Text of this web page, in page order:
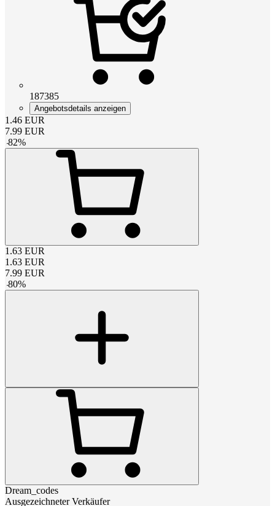
187385
Angebotsdetails anzeigen
1.46 EUR
7.99 EUR
-82%
1.63 EUR
1.63 EUR
7.99 EUR
-80%
Dream_codes
Ausgezeichneter Verkäufer